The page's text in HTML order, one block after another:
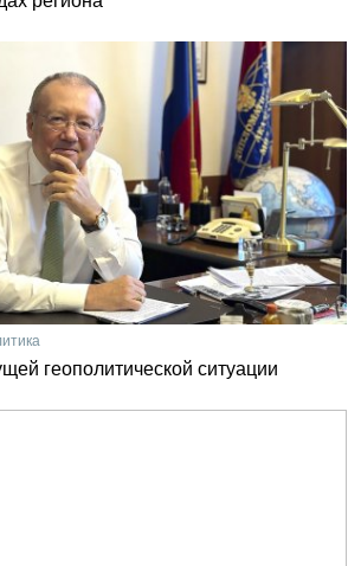
геополитической ситуации